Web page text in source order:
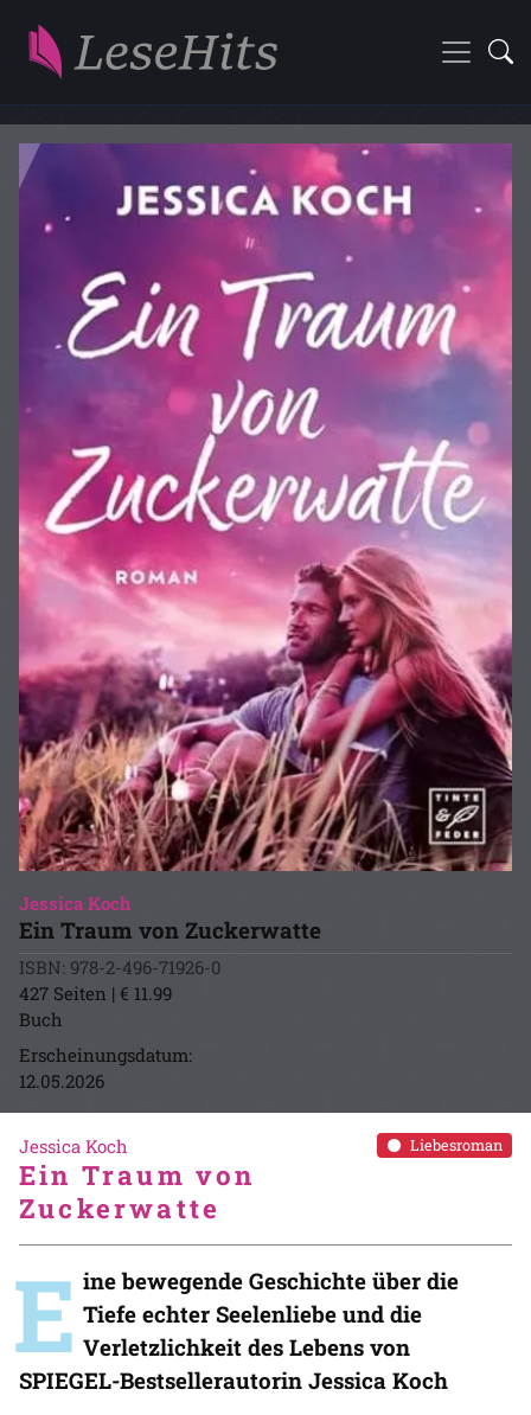
Jessica Koch
Ein Traum von Zuckerwatte
ISBN: 978-2-496-71926-0
427 Seiten | € 11.99
Buch
Erscheinungsdatum:
12.05.2026
Liebesroman
Jessica Koch
Ein Traum von
Zuckerwatte
E ine bewegende Geschichte über die
Tiefe echter Seelenliebe und die
Verletzlichkeit des Lebens von
SPIEGEL-Bestsellerautorin Jessica Koch